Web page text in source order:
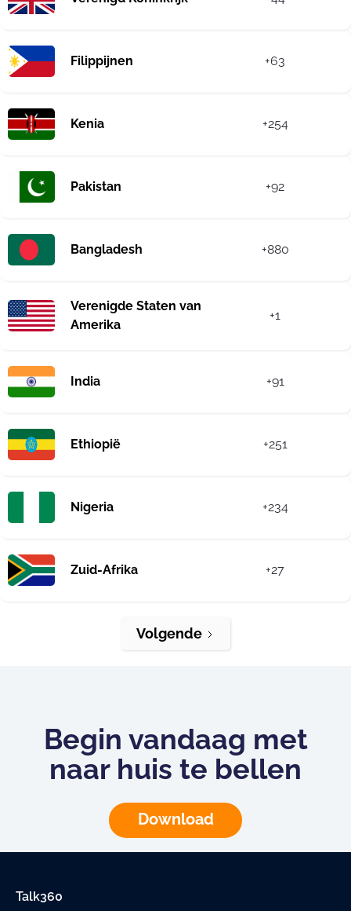
Filippijnen +63
Kenia +254
Pakistan +92
Bangladesh +880
Verenigde Staten van
Amerika
+1
India +91
Ethiopië +251
Nigeria +234
Zuid-Afrika +27
Volgende
Begin vandaag met
naar huis te bellen
Download
Talk360